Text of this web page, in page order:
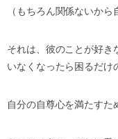
（もちろん関係ないから
それは、彼のことが好き
いなくなったら困るだけ
自分の自尊心を満たすた